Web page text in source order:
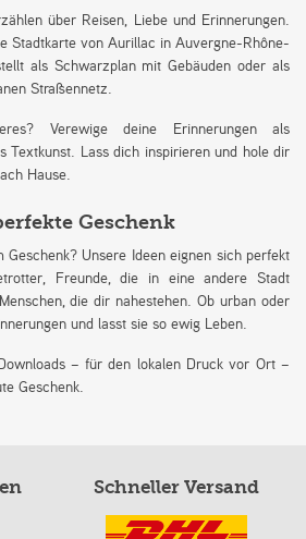
über Reisen, Liebe und Erinnerungen.
Stadtkarte von Aurillac in Auvergne-Rhône-
als Schwarzplan mit Gebäuden oder als
Straßennetz.
Verewige deine Erinnerungen als
Textkunst. Lass dich inspirieren und hole dir
Hause.
Geschenk
Unsere Ideen eignen sich perfekt
Freunde, die in eine andere Stadt
die dir nahestehen. Ob urban oder
und lasst sie so ewig Leben.
– für den lokalen Druck vor Ort –
Geschenk.
Schneller Versand